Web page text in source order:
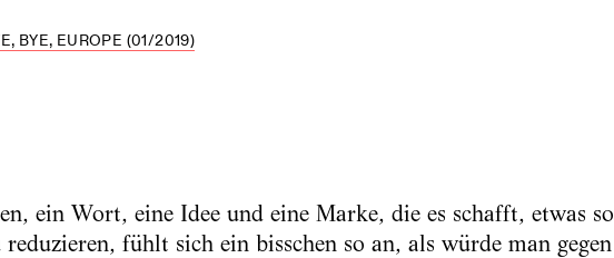
BYE, EUROPE (01/2019)
ein Wort, eine Idee und eine Marke, die es schafft, etwas so
fühlt sich ein bisschen so an, als würde man gegen